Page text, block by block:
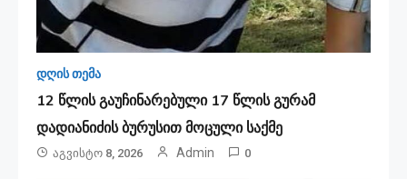
დღის თემა
12 წლის გაუჩინარებული 17 წლის გურამ
დადიანიძის ბურუსით მოცული საქმე
Აგვისტო 8, 2026 Admin 0